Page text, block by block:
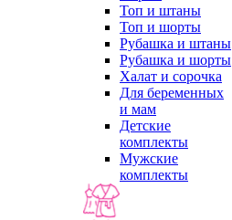
Топ и штаны
Топ и шорты
Рубашка и штаны
Рубашка и шорты
Халат и сорочка
Для беременных
и мам
Детские
комплекты
Мужские
комплекты